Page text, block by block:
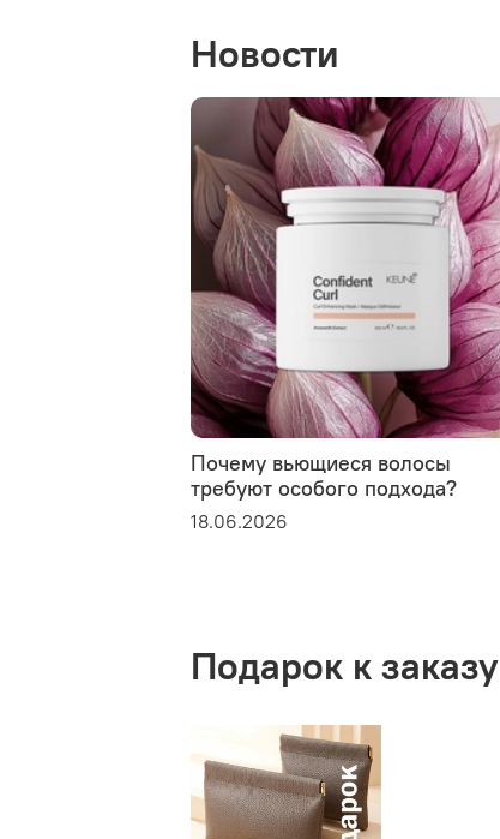
Новости
Почему вьющиеся волосы
требуют особого подхода?
18.06.2026
Подарок к заказу